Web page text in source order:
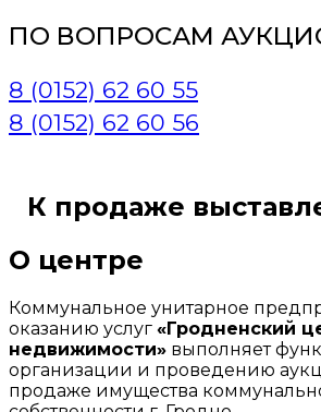
ПО ВОПРОСАМ
8 (0152) 62 60 55
8 (0152) 62 60 56
К продаже
О центре
Коммунальное унитарное
оказанию услуг «Гродненский
недвижимости» выполняет
организации и проведению
продаже имущества